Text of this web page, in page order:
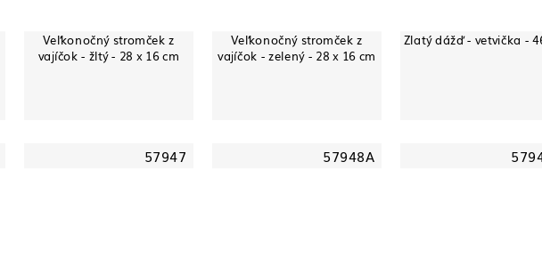
Veľkonočný stromček z
vajíčok - žltý - 28 x 16 cm
Veľkonočný stromček z
vajíčok - zelený - 28 x 16 cm
Zlatý dážď - vetvička -
57947 57948A